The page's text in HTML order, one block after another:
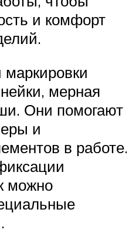
и комфорт
мерная
Они помогают
и
в работе.
можно